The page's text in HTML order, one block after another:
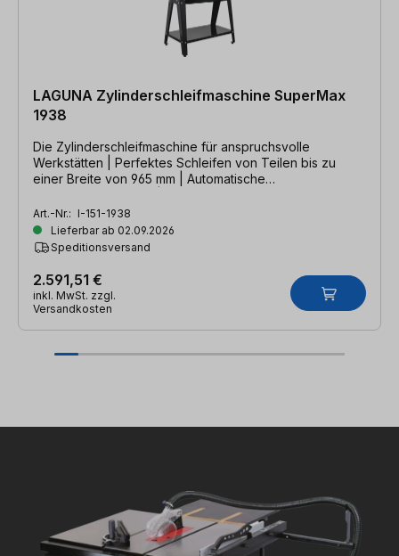
LAGUNA Zylinderschleifmaschine SuperMax
1938
Die Zylinderschleifmaschine für anspruchsvolle
Werkstätten | Perfektes Schleifen von Teilen bis zu
einer Breite von 965 mm | Automatische
Art.-Nr.: I-151-1938
Lieferbar ab 02.09.2026
Speditionsversand
2.591,51 €
inkl. MwSt. zzgl.
Versandkosten